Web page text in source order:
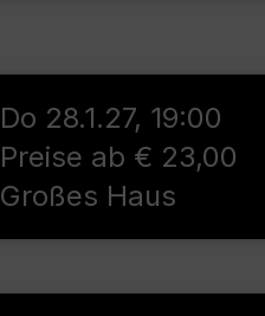
Do 28.1.27, 19:00
Preise ab € 23,00
Großes Haus